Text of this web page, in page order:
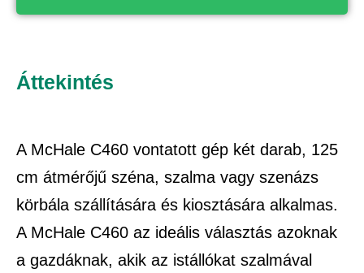
Áttekintés
A McHale C460 vontatott gép két darab, 125
cm átmérőjű széna, szalma vagy szenázs
körbála szállítására és kiosztására alkalmas.
A McHale C460 az ideális választás azoknak
a gazdáknak, akik az istállókat szalmával